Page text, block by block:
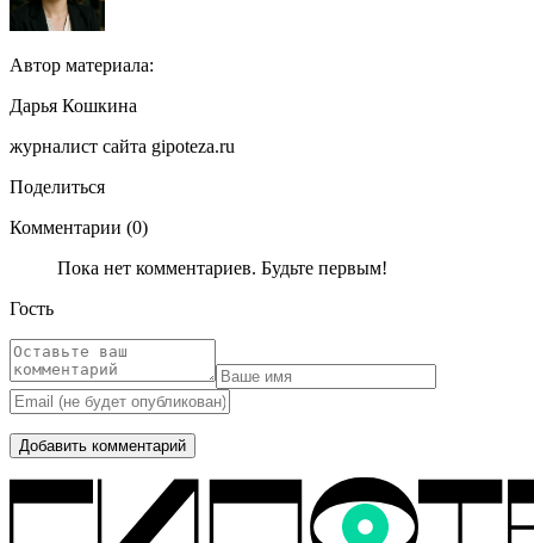
Автор материала:
Дарья Кошкина
журналист сайта gipoteza.ru
Поделиться
Комментарии (0)
Пока нет комментариев. Будьте первым!
Гость